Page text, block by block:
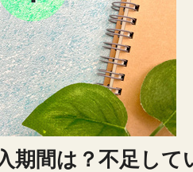
期間は？不足して